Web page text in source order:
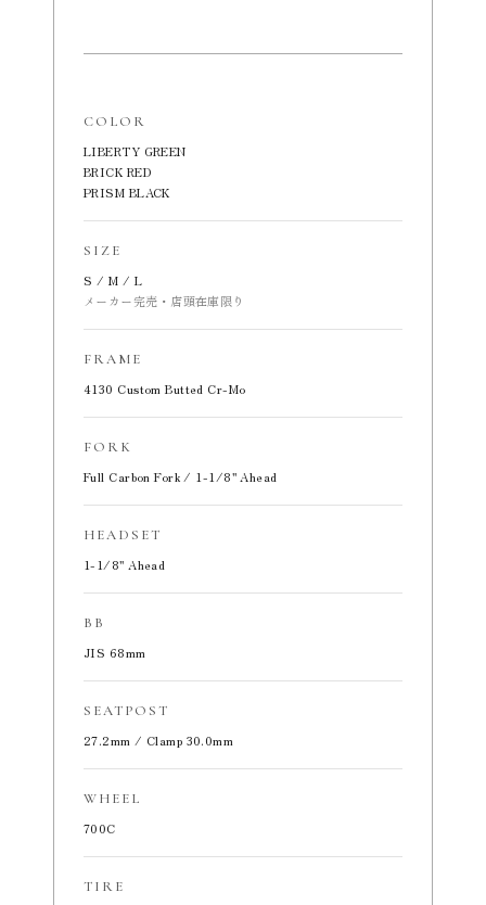
COLOR
LIBERTY GREEN
BRICK RED
PRISM BLACK
SIZE
S / M / L
メーカー完売・店頭在庫限り
FRAME
4130 Custom Butted Cr-Mo
FORK
Full Carbon Fork / 1-1/8" Ahead
HEADSET
1-1/8" Ahead
BB
JIS 68mm
SEATPOST
27.2mm / Clamp 30.0mm
WHEEL
700C
TIRE